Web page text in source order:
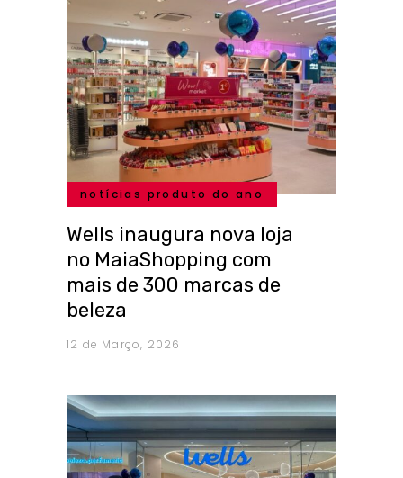
notícias produto do ano
Wells inaugura nova loja
no MaiaShopping com
mais de 300 marcas de
beleza
12 de Março, 2026